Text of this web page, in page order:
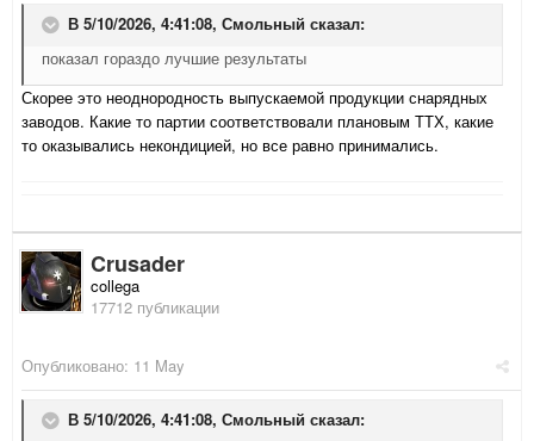
В 5/10/2026, 4:41:08, Смольный сказал:
показал гораздо лучшие результаты
Скорее это неоднородность выпускаемой продукции снарядных
заводов. Какие то партии соответствовали плановым ТТХ, какие
то оказывались некондицией, но все равно принимались.
Crusader
collega
17712 публикации
Опубликовано: 11 May
В 5/10/2026, 4:41:08, Смольный сказал: